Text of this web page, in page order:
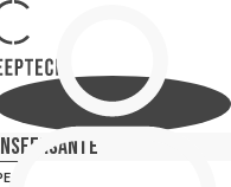
Santé